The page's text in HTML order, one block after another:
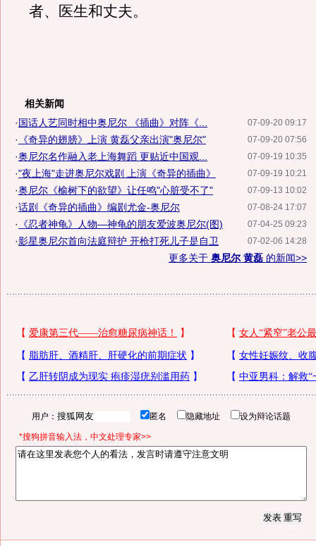
者、医生和丈夫。
相关新闻
07-09-20 09:17
·国话人艺同时相中奥尼尔 《插曲》对阵《...
07-09-20 07:56
· 《奇异的翅膀》上演 黄磊父亲出演"奥尼尔"
07-09-19 10:35
·奥尼尔名作融入老上海舞蹈 更贴近中国观...
07-09-19 10:21
·"夜上海"走进奥尼尔戏剧 上演《奇异的插曲》
07-09-13 10:02
·奥尼尔《榆树下的欲望》让任鸣"心脏受不了"
07-08-24 17:07
·话剧《奇异的插曲》编剧尤金-奥尼尔
07-04-25 09:23
· 《忍者神龟》人物—神龟的朋友爱波奥尼尔(图)
07-02-06 14:28
·影星奥尼尔首向法庭辩护 开枪打死儿子是自卫
更多关于 奥尼尔 黄磊 的新闻>>
用户： 匿名 隐藏地址 设为辩论话题
*搜狗拼音输入法，中文处理专家>>